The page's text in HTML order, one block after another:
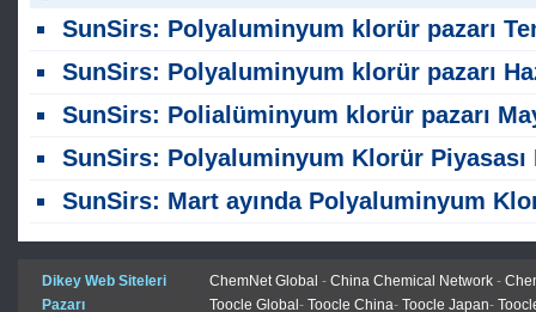
SunSirs: Polyaluminyum klorür pazarı Temmuz ayında hafif bir düşüş
SunSirs: Polyaluminyum klorür pazarı Haziran ayında stabil
SunSirs: Polialüminyum klorür pazarı Mayıs ayında stabil
SunSirs: Polyaluminyum Klorür Piyasası Nisan ayında
SunSirs: Mart ayında Polyaluminyum Klorür Gül
Dikey Web Siteleri ChemNet Global - China Chemical Network -
Pazarı
Toocle Global- Toocle China- Toocle Japan-